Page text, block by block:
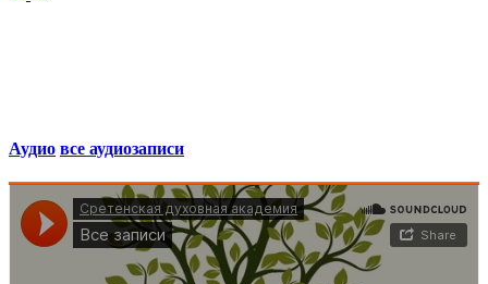
Аудио все аудиозаписи